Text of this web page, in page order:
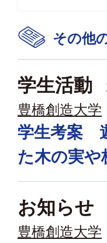
その他
学生活動
豊橋創造大学
学生考案
た木の実や
お知らせ
豊橋創造大学